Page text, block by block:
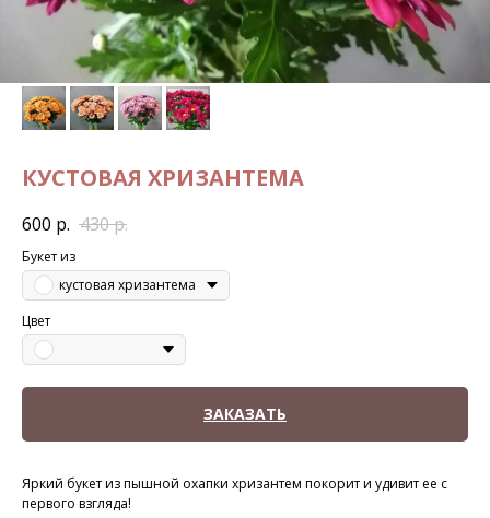
КУСТОВАЯ ХРИЗАНТЕМА
600 р. 430р.
Букет из
кустовая хризантема
Цвет
ЗАКАЗАТЬ
Яркий букет из пышной охапки хризантем покорит и удивит ее с
первого взгляда!